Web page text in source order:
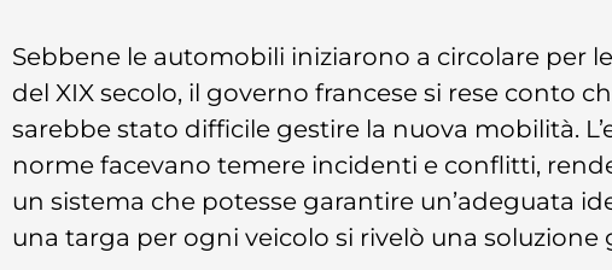
Sebbene le automobili iniziarono a circolare per
del XIX secolo, il governo francese si rese conto
sarebbe stato difficile gestire la nuova mobilità.
norme facevano temere incidenti e conflitti,
un sistema che potesse garantire un’adeguata
una targa per ogni veicolo si rivelò una soluzione